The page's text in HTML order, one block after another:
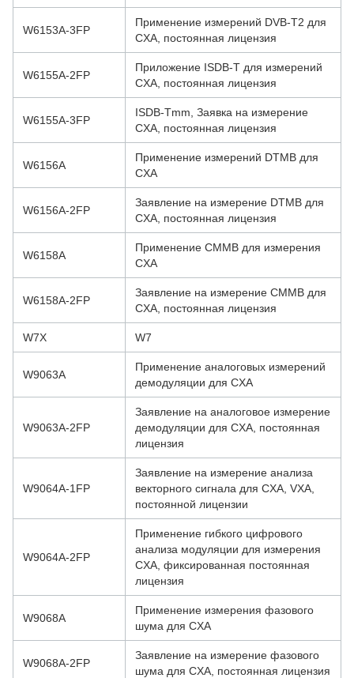
W6153A-3FP
Применение измерений DVB-T2 для
CXA, постоянная лицензия
W6155A-2FP
Приложение ISDB-T для измерений
CXA, постоянная лицензия
W6155A-3FP
ISDB-Tmm, Заявка на измерение
CXA, постоянная лицензия
W6156A
Применение измерений DTMB для
CXA
W6156A-2FP
Заявление на измерение DTMB для
CXA, постоянная лицензия
W6158A
Применение CMMB для измерения
CXA
W6158A-2FP
Заявление на измерение CMMB для
CXA, постоянная лицензия
W7X W7
W9063A
Применение аналоговых измерений
демодуляции для CXA
W9063A-2FP
Заявление на аналоговое измерение
демодуляции для CXA, постоянная
лицензия
W9064A-1FP
Заявление на измерение анализа
векторного сигнала для CXA, VXA,
постоянной лицензии
W9064A-2FP
Применение гибкого цифрового
анализа модуляции для измерения
CXA, фиксированная постоянная
лицензия
W9068A
Применение измерения фазового
шума для CXA
W9068A-2FP
Заявление на измерение фазового
шума для CXA, постоянная лицензия